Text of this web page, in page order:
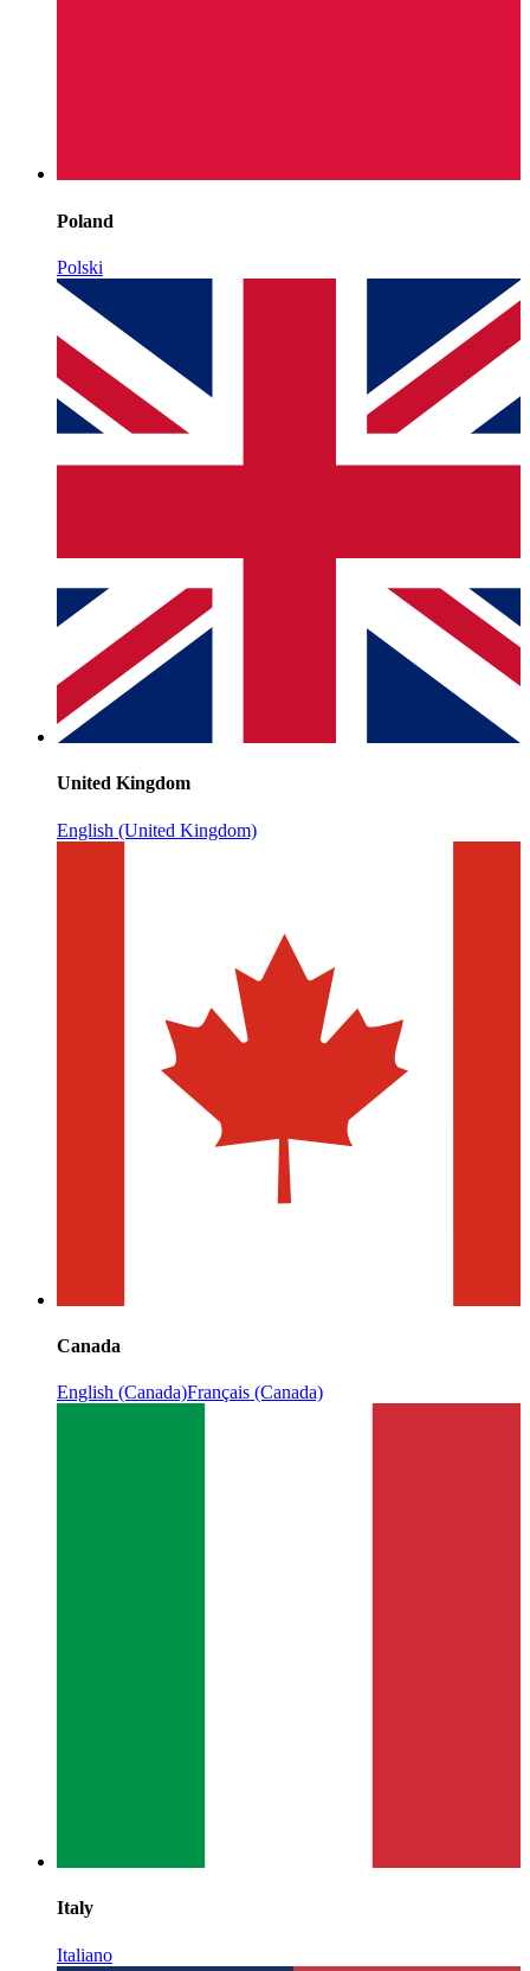
Poland
Polski
United Kingdom
English (United Kingdom)
Canada
English (Canada)Français (Canada)
Italy
Italiano